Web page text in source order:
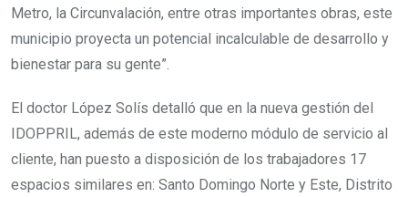
Metro, la Circunvalación, entre otras importantes obras, este
municipio proyecta un potencial incalculable de desarrollo y
bienestar para su gente”.
El doctor López Solís detalló que en la nueva gestión del
IDOPPRIL, además de este moderno módulo de servicio al
cliente, han puesto a disposición de los trabajadores 17
espacios similares en: Santo Domingo Norte y Este, Distrito